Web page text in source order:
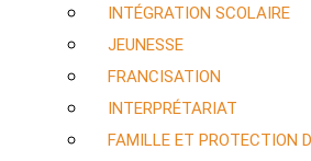
INTÉGRATION SCOLAIRE
JEUNESSE
FRANCISATION
INTERPRÉTARIAT
FAMILLE ET PROTECTION